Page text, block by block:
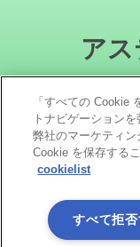
ア
「すべての Cookie
トナビゲーション
弊社のマーケティ
Cookie を保存する
cookielist
すべて拒否